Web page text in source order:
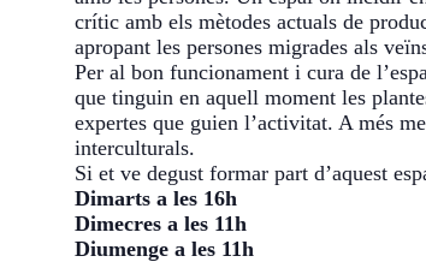
crític amb els mètodes actuals de
apropant les persones migrades als
Per al bon funcionament i cura de
que tinguin en aquell moment les
expertes que guien l’activitat. A més
interculturals.
Si et ve degust formar part d’aquest
Dimarts a les 16h
Dimecres a les 11h
Diumenge a les 11h